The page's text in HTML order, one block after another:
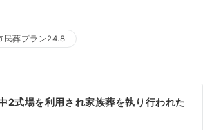
民葬プラン24.8
2式場を利用され家族葬を執り行われた